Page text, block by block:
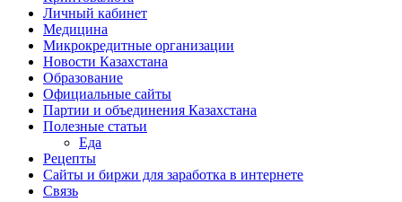
Личный кабинет
Медицина
Микрокредитные организации
Новости Казахстана
Образование
Официальные сайты
Партии и объединения Казахстана
Полезные статьи
Еда
Рецепты
Сайты и биржи для заработка в интернете
Связь